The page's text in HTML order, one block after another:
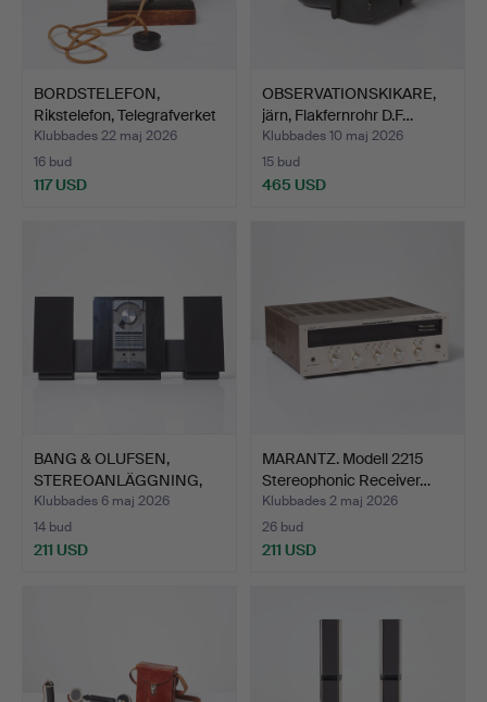
BORDSTELEFON,
Rikstelefon, Telegrafverket
…
Klubbades 22 maj 2026
16 bud
117 USD
OBSERVATIONSKIKARE,
järn, Flakfernrohr D.F…
Klubbades 10 maj 2026
15 bud
465 USD
BANG & OLUFSEN,
STEREOANLÄGGNING,
"Beosyst…
Klubbades 6 maj 2026
14 bud
211 USD
MARANTZ. Modell 2215
Stereophonic Receiver…
Klubbades 2 maj 2026
26 bud
211 USD